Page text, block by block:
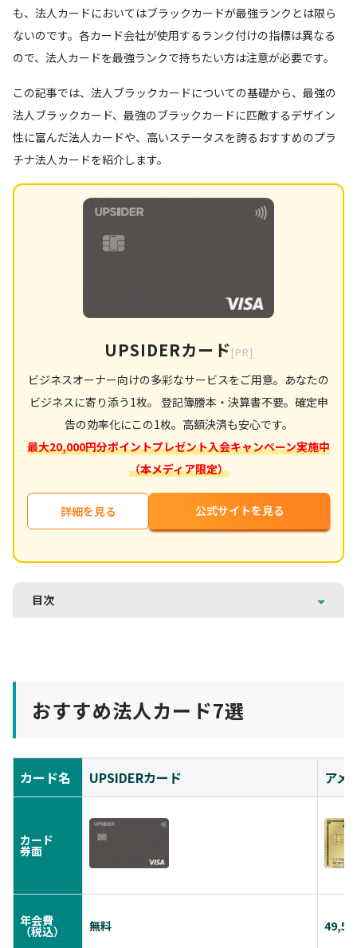
も、法人カードにおいてはブラックカードが最強ランクとは限ら
ないのです。各カード会社が使用するランク付けの指標は異なる
ので、法人カードを最強ランクで持ちたい方は注意が必要です。
この記事では、法人ブラックカードについての基礎から、最強の
法人ブラックカード、最強のブラックカードに匹敵するデザイン
性に富んだ法人カードや、高いステータスを誇るおすすめのプラ
チナ法人カードを紹介します。
UPSIDERカード[PR]
ビジネスオーナー向けの多彩なサービスをご用意。あなたの
ビジネスに寄り添う1枚。 登記簿謄本・決算書不要。確定申
告の効率化にこの1枚。高額決済も安心です。
最大20,000円分ポイントプレゼント入会キャンペーン実施中
（本メディア限定）
詳細を見る 公式サイトを見る
目次
おすすめ法人カード7選
カード名 UPSIDERカード アメ
カード
券面
年会費
（税込） 無料